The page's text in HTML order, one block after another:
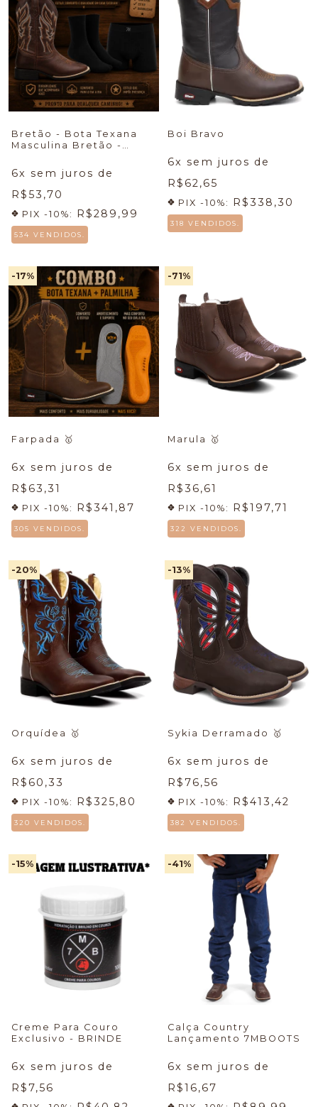
Bretão - Bota Texana
Masculina Bretão -
Cueca
6x sem juros de
R$53,70
PIX -10%: R$289,99
534 VENDIDOS.
Boi Bravo
6x sem juros de
R$62,65
PIX -10%: R$338,30
318 VENDIDOS.
-17%
Farpada 🥇
6x sem juros de
R$63,31
PIX -10%: R$341,87
305 VENDIDOS.
-71%
Marula 🥇
6x sem juros de
R$36,61
PIX -10%: R$197,71
322 VENDIDOS.
-20%
Orquídea 🥇
6x sem juros de
R$60,33
PIX -10%: R$325,80
320 VENDIDOS.
-13%
Sykia Derramado 🥇
6x sem juros de
R$76,56
PIX -10%: R$413,42
382 VENDIDOS.
-15%
Creme Para Couro
Exclusivo - BRINDE
6x sem juros de
R$7,56
-41%
Calça Country
Lançamento 7MBOOTS
6x sem juros de
R$16,67